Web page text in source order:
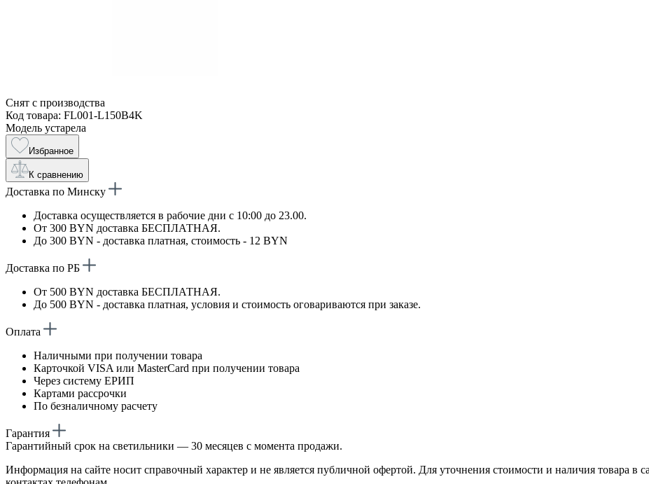
Снят с производства
Код товара: FL001-L150B4K
Модель устарела
Избранное
К сравнению
Доставка по Минску
Доставка осуществляется в рабочие дни с 10:00 до 23.00.
От 300 BYN доставка БЕСПЛАТНАЯ.
До 300 BYN - доставка платная, стоимость - 12 BYN
Доставка по РБ
От 500 BYN доставка БЕСПЛАТНАЯ.
До 500 BYN - доставка платная, условия и стоимость оговариваются при заказе.
Оплата
Наличными при получении товара
Карточкой VISA или MasterCard при получении товара
Через систему ЕРИП
Картами рассрочки
По безналичному расчету
Гарантия
Гарантийный срок на светильники — 30 месяцев с момента продажи.
Информация на сайте носит справочный характер и не является публичной офертой. Для уточнения стоимости и наличия товара в